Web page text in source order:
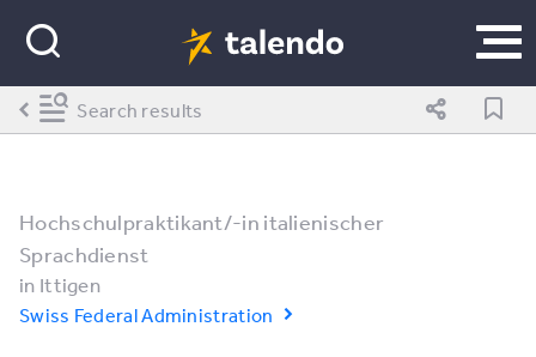
Hochschulpraktikant/-in italienischer
Sprachdienst
in Ittigen
Swiss Federal Administration
Search results